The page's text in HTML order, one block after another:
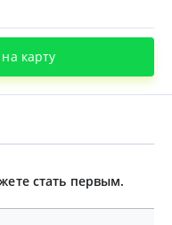
карту
стать первым.